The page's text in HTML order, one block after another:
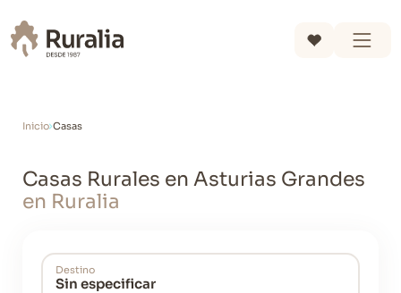
Inicio Casas
Casas Rurales en Asturias Grandes
en Ruralia
Destino
Sin especificar